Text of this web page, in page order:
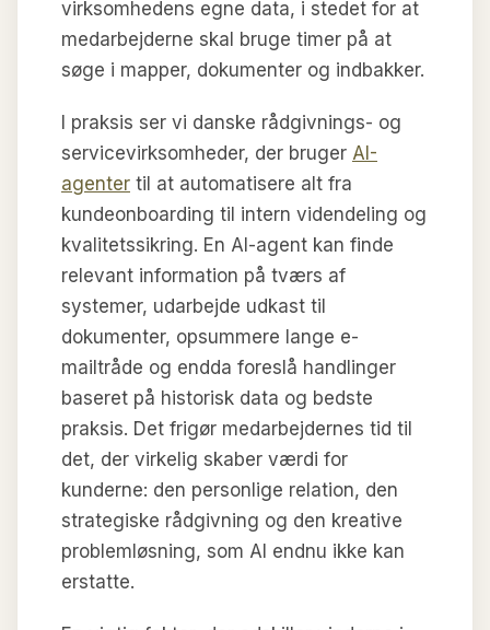
virksomhedens egne data, i stedet for at
medarbejderne skal bruge timer på at
søge i mapper, dokumenter og indbakker.
I praksis ser vi danske rådgivnings- og
servicevirksomheder, der bruger AI-
agenter til at automatisere alt fra
kundeonboarding til intern videndeling og
kvalitetssikring. En AI-agent kan finde
relevant information på tværs af
systemer, udarbejde udkast til
dokumenter, opsummere lange e-
mailtråde og endda foreslå handlinger
baseret på historisk data og bedste
praksis. Det frigør medarbejdernes tid til
det, der virkelig skaber værdi for
kunderne: den personlige relation, den
strategiske rådgivning og den kreative
problemløsning, som AI endnu ikke kan
erstatte.